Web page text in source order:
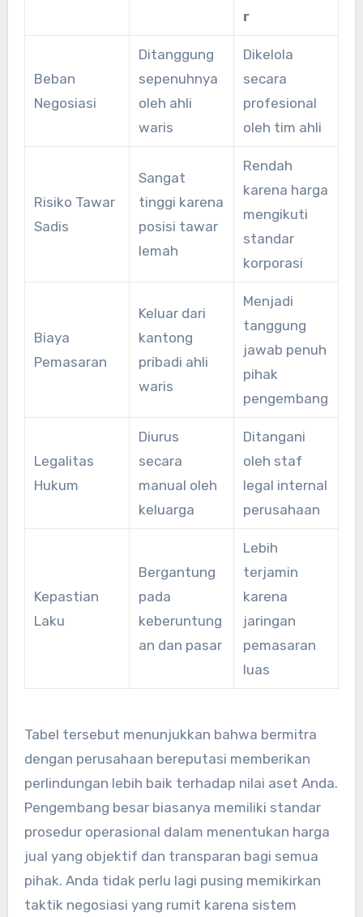
r
Beban
Negosiasi
Ditanggung
sepenuhnya
oleh ahli
waris
Dikelola
secara
profesional
oleh tim ahli
Risiko Tawar
Sadis
Sangat
tinggi karena
posisi tawar
lemah
Rendah
karena harga
mengikuti
standar
korporasi
Biaya
Pemasaran
Keluar dari
kantong
pribadi ahli
waris
Menjadi
tanggung
jawab penuh
pihak
pengembang
Legalitas
Hukum
Diurus
secara
manual oleh
keluarga
Ditangani
oleh staf
legal internal
perusahaan
Kepastian
Laku
Bergantung
pada
keberuntung
an dan pasar
Lebih
terjamin
karena
jaringan
pemasaran
luas
Tabel tersebut menunjukkan bahwa bermitra
dengan perusahaan bereputasi memberikan
perlindungan lebih baik terhadap nilai aset Anda.
Pengembang besar biasanya memiliki standar
prosedur operasional dalam menentukan harga
jual yang objektif dan transparan bagi semua
pihak. Anda tidak perlu lagi pusing memikirkan
taktik negosiasi yang rumit karena sistem